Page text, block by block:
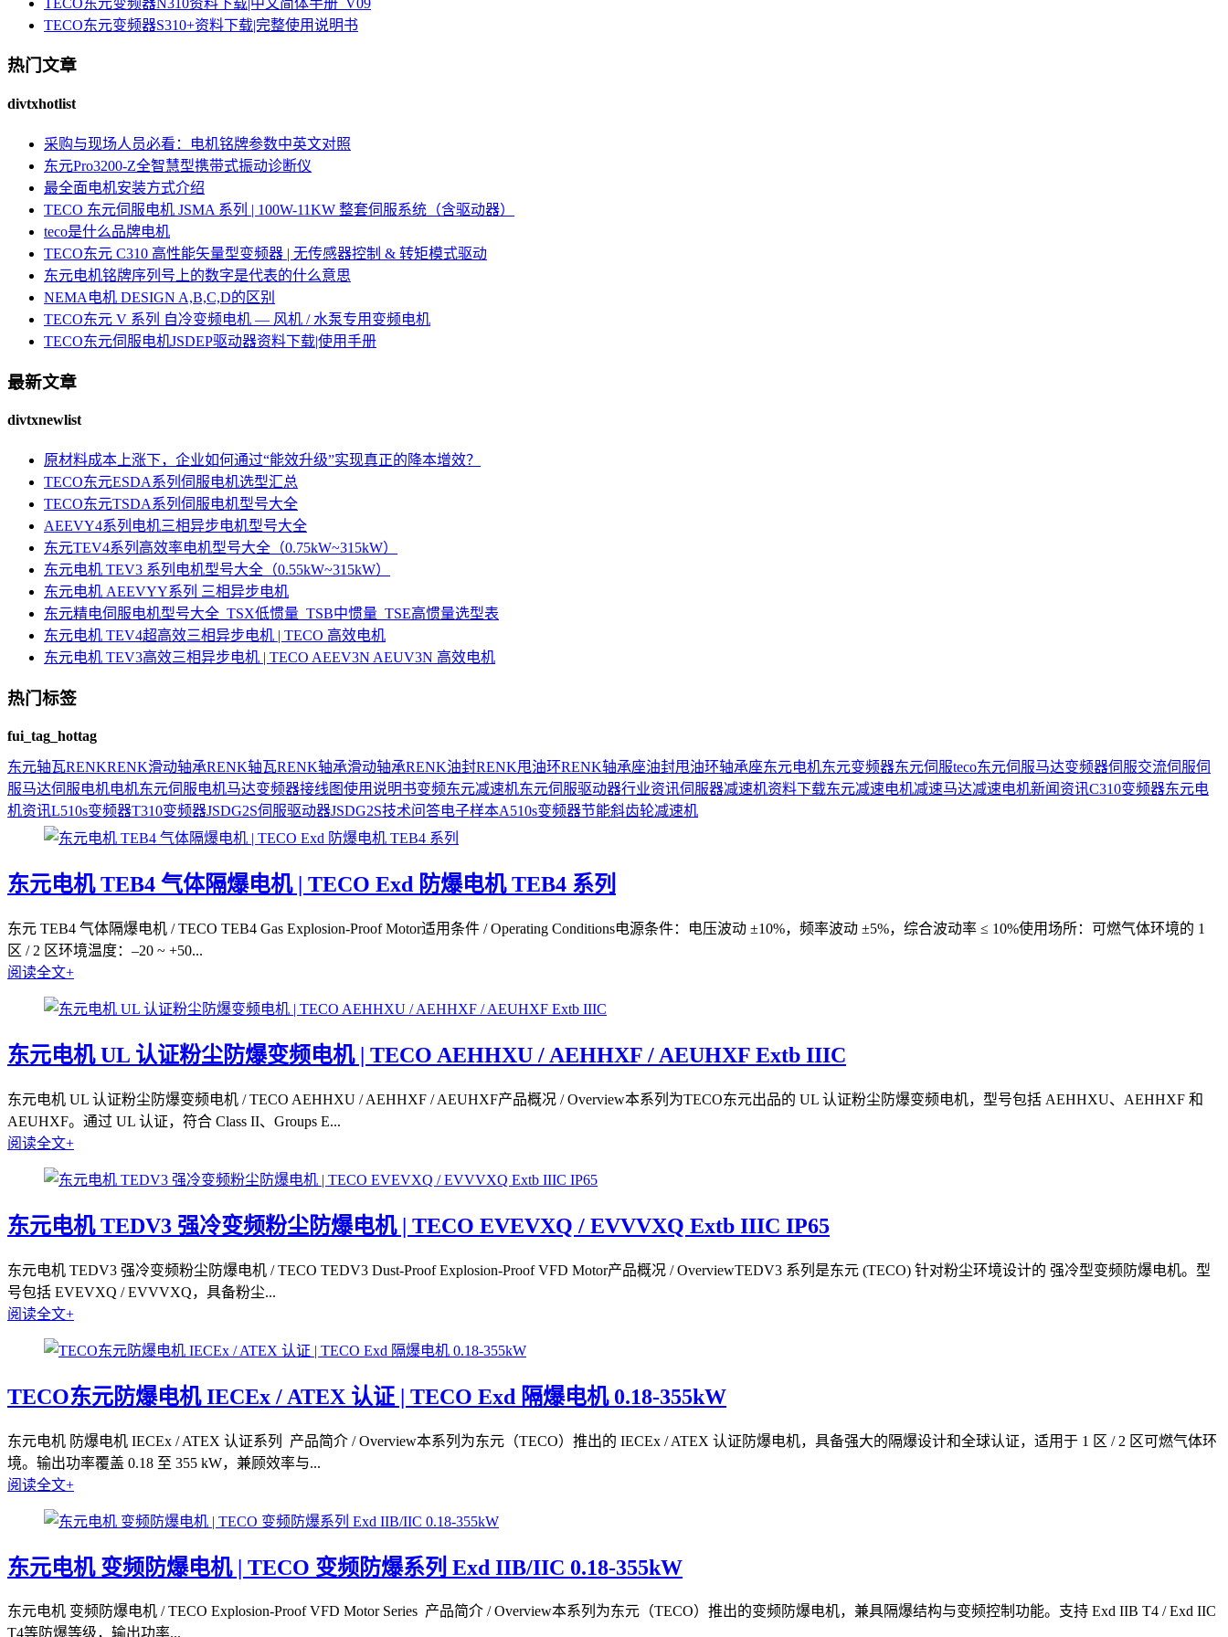
TECO东元变频器S310+资料下载|完整使用说明书
热门文章
divtxhotlist
采购与现场人员必看：电机铭牌参数中英文对照
东元Pro3200-Z全智慧型携带式振动诊断仪
最全面电机安装方式介绍
TECO 东元伺服电机 JSMA 系列 | 100W-11KW 整套伺服系统（含驱动器）
teco是什么品牌电机
TECO东元 C310 高性能矢量型变频器 | 无传感器控制 & 转矩模式驱动
东元电机铭牌序列号上的数字是代表的什么意思
NEMA电机 DESIGN A,B,C,D的区别
TECO东元 V 系列 自冷变频电机 — 风机 / 水泵专用变频电机
TECO东元伺服电机JSDEP驱动器资料下载|使用手册
最新文章
divtxnewlist
原材料成本上涨下，企业如何通过“能效升级”实现真正的降本增效？
TECO东元ESDA系列伺服电机选型汇总
TECO东元TSDA系列伺服电机型号大全
AEEVY4系列电机三相异步电机型号大全
东元TEV4系列高效率电机型号大全（0.75kW~315kW）
东元电机 TEV3 系列电机型号大全（0.55kW~315kW）
东元电机 AEEVYY系列 三相异步电机
东元精电伺服电机型号大全_TSX低惯量_TSB中惯量_TSE高惯量选型表
东元电机 TEV4超高效三相异步电机 | TECO 高效电机
东元电机 TEV3高效三相异步电机 | TECO AEEV3N AEUV3N 高效电机
热门标签
fui_tag_hottag
东元轴瓦RENKRENK滑动轴承RENK轴瓦RENK轴承滑动轴承RENK油封RENK甩油环RENK轴承座油封甩油环轴承座东元电机东元变频器东元伺服teco东元伺服马达变频器伺服交流伺服伺
服马达伺服电机电机东元伺服电机马达变频器接线图使用说明书变频东元减速机东元伺服驱动器行业资讯伺服器减速机资料下载东元减速电机减速马达减速电机新闻资讯C310变频器东元电
机资讯L510s变频器T310变频器JSDG2S伺服驱动器JSDG2S技术问答电子样本A510s变频器节能斜齿轮减速机
东元电机 TEB4 气体隔爆电机 | TECO Exd 防爆电机 TEB4 系列
东元 TEB4 气体隔爆电机 / TECO TEB4 Gas Explosion-Proof Motor适用条件 / Operating Conditions电源条件：电压波动 ±10%，频率波动 ±5%，综合波动率 ≤ 10%使用场所：可燃气体环境的 1
区 / 2 区环境温度：–20 ~ +50...
阅读全文+
东元电机 UL 认证粉尘防爆变频电机 | TECO AEHHXU / AEHHXF / AEUHXF Extb IIIC
东元电机 UL 认证粉尘防爆变频电机 / TECO AEHHXU / AEHHXF / AEUHXF产品概况 / Overview本系列为TECO东元出品的 UL 认证粉尘防爆变频电机，型号包括 AEHHXU、AEHHXF 和
AEUHXF。通过 UL 认证，符合 Class II、Groups E...
阅读全文+
东元电机 TEDV3 强冷变频粉尘防爆电机 | TECO EVEVXQ / EVVVXQ Extb IIIC IP65
东元电机 TEDV3 强冷变频粉尘防爆电机 / TECO TEDV3 Dust-Proof Explosion-Proof VFD Motor产品概况 / OverviewTEDV3 系列是东元 (TECO) 针对粉尘环境设计的 强冷型变频防爆电机。型
号包括 EVEVXQ / EVVVXQ，具备粉尘...
阅读全文+
TECO东元防爆电机 IECEx / ATEX 认证 | TECO Exd 隔爆电机 0.18-355kW
东元电机 防爆电机 IECEx / ATEX 认证系列 产品简介 / Overview本系列为东元（TECO）推出的 IECEx / ATEX 认证防爆电机，具备强大的隔爆设计和全球认证，适用于 1 区 / 2 区可燃气体环
境。输出功率覆盖 0.18 至 355 kW，兼顾效率与...
阅读全文+
东元电机 变频防爆电机 | TECO 变频防爆系列 Exd IIB/IIC 0.18-355kW
东元电机 变频防爆电机 / TECO Explosion-Proof VFD Motor Series 产品简介 / Overview本系列为东元（TECO）推出的变频防爆电机，兼具隔爆结构与变频控制功能。支持 Exd IIB T4 / Exd IIC
T4等防爆等级，输出功率...